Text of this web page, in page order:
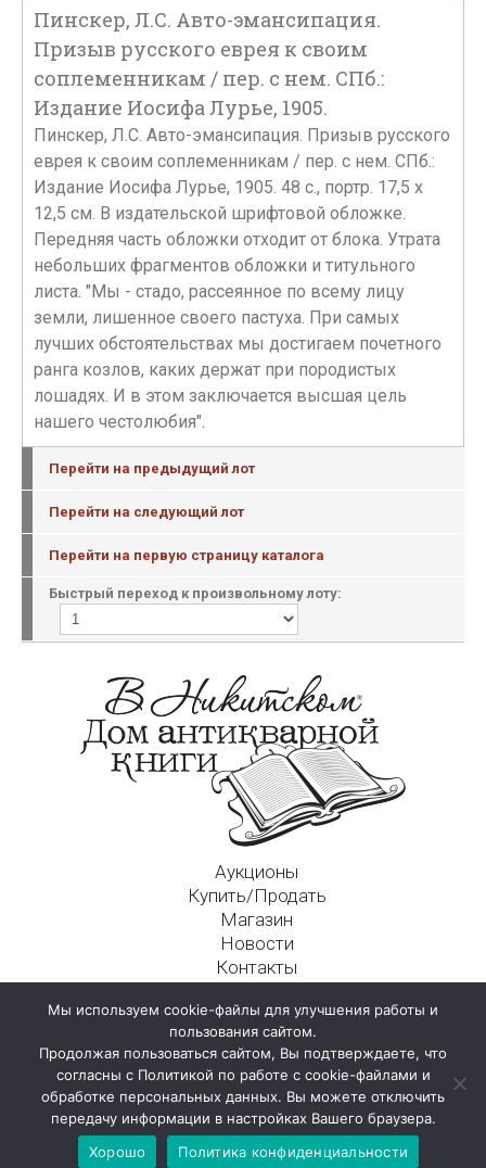
Пинскер, Л.С. Авто-эмансипация.
Призыв русского еврея к своим
соплеменникам / пер. с нем. СПб.:
Издание Иосифа Лурье, 1905.
Пинскер, Л.С. Авто-эмансипация. Призыв русского
еврея к своим соплеменникам / пер. с нем. СПб.:
Издание Иосифа Лурье, 1905. 48 с., портр. 17,5 х
12,5 см. В издательской шрифтовой обложке.
Передняя часть обложки отходит от блока. Утрата
небольших фрагментов обложки и титульного
листа. "Мы - стадо, рассеянное по всему лицу
земли, лишенное своего пастуха. При самых
лучших обстоятельствах мы достигаем почетного
ранга козлов, каких держат при породистых
лошадях. И в этом заключается высшая цель
нашего честолюбия".
Перейти на предыдущий лот
Перейти на следующий лот
Перейти на первую страницу каталога
Быстрый переход к произвольному лоту:
Аукционы
Купить/Продать
Магазин
Новости
Контакты
125009, г. Москва, Никитский пер., д. 4а, стр. 1
Мы используем cookie-файлы для улучшения работы и
пользования сайтом.
Продолжая пользоваться сайтом, Вы подтверждаете, что
согласны с Политикой по работе с cookie-файлами и
обработке персональных данных. Вы можете отключить
передачу информации в настройках Вашего браузера.
Хорошо
Политика конфиденциальности